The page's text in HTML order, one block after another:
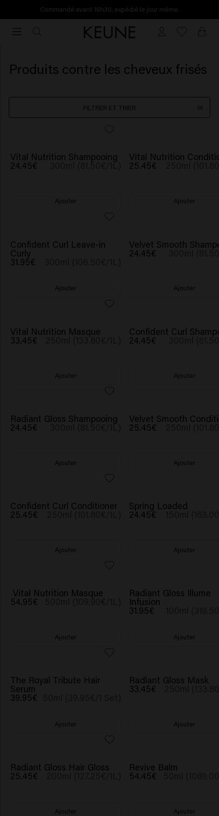
Commandé avant 16h30, expédié le jour même.
Commandé
même.
Produits contre les cheveux frisés
FILTRER ET TRIER 56
Vital Nutrition Shampooing
24.45€ 300ml (81.50€/1L)
Ajouter
Vital Nutrition
25.45€
Ajouter
Confident Curl Leave-in
Curly
31.95€
Ajouter
Velvet Smooth
24.45€ 300ml
Ajouter
Vital Nutrition Masque
33.45€ 250ml (133.80€/1L)
Ajouter
Confident Curl
24.45€ 300ml
Ajouter
Radiant Gloss Shampooing
24.45€ 300ml (81.50€/1L)
Ajouter
Velvet Smooth
25.45€
Ajouter
Confident Curl Conditioner
25.45€
Ajouter
Spring Loaded
24.45€
Ajouter
Vital Nutrition Masque
54.95€ 500ml (109.90€/1L)
Ajouter
Radiant Gloss Illume
Infusion
31.95€
Ajouter
The Royal Tribute Hair
Serum
39.95€
Ajouter
Radiant Gloss Mask
33.45€
Ajouter
Radiant Gloss Hair Gloss
25.45€
Ajouter
Revive Balm
54.45€
Ajouter